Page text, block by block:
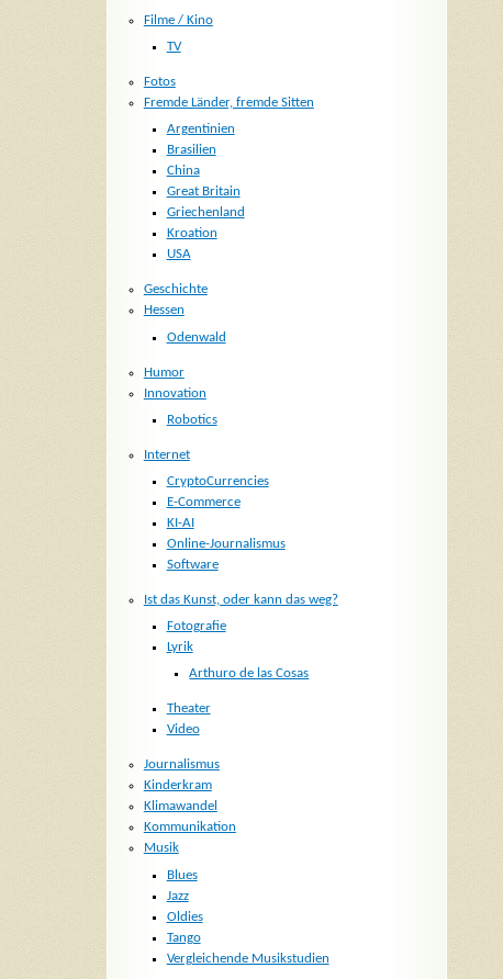
Filme / Kino
TV
Fotos
Fremde Länder, fremde Sitten
Argentinien
Brasilien
China
Great Britain
Griechenland
Kroation
USA
Geschichte
Hessen
Odenwald
Humor
Innovation
Robotics
Internet
CryptoCurrencies
E-Commerce
KI-AI
Online-Journalismus
Software
Ist das Kunst, oder kann das weg?
Fotografie
Lyrik
Arthuro de las Cosas
Theater
Video
Journalismus
Kinderkram
Klimawandel
Kommunikation
Musik
Blues
Jazz
Oldies
Tango
Vergleichende Musikstudien